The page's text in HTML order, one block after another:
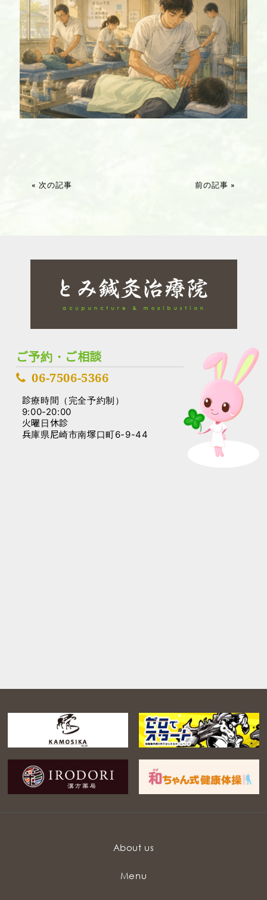
« 次の記事 前の記事 »
ご予約・ご相談
06-7506-5366
診療時間（完全予約制）
9:00-20:00
火曜日休診
兵庫県尼崎市南塚口町6-9-44
About us
Menu